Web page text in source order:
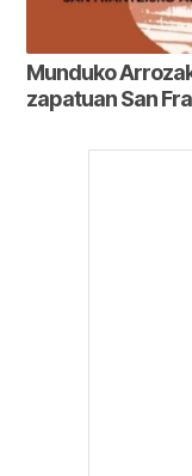
Munduko
zapatuan San